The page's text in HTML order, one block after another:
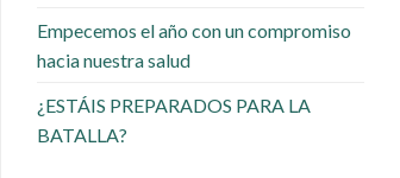
Empecemos el año con un compromiso
hacia nuestra salud
¿ESTÁIS PREPARADOS PARA LA
BATALLA?